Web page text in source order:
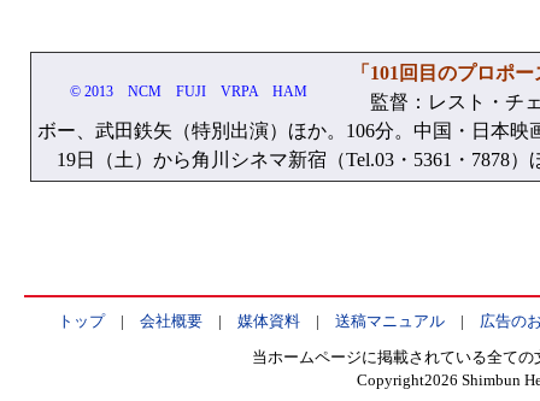
© 2013 NCM FUJI VRPA HAM
「101回目のプロ
監督：レスト・チ
ボー、武田鉄矢（特別出演）ほか。106分。中国・日本映
19日（土）から角川シネマ新宿（Tel.03・5361・7878）
トップ| 会社概要| 媒体資料| 送稿マニュアル| 広告の
当ホームページに掲載されている全て
Copyright2026 Shimbun